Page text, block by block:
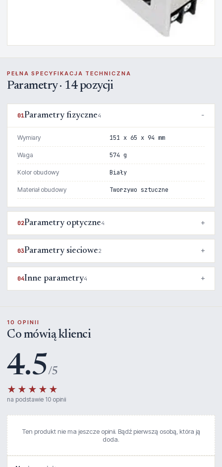
PEŁNA SPECYFIKACJA TECHNICZNA
Parametry · 14 pozycji
01Parametry fizyczne4
Wymiary 151 x 65 x 94 mm
Waga 574 g
Kolor obudowy Biały
Materiał obudowy Tworzywo sztuczne
02Parametry optyczne4
03Parametry sieciowe2
04Inne parametry4
10 OPINII
Co mówią klienci
4.5/5
★★★★★
na podstawie 10 opinii
Ten produkt nie ma jeszcze opinii. Bądź pierwszą osobą, która ją
doda.